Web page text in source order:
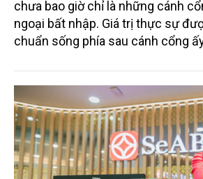
chưa bao giờ chỉ là những cánh
ngoại bất nhập. Giá trị thực sự
chuẩn sống phía sau cánh cổng
vụ được thiết kế dành riêng cho